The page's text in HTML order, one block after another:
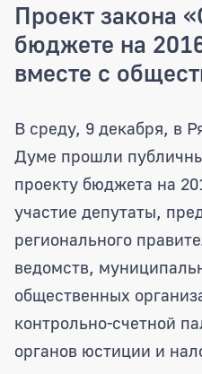
Проект закона
бюджете на
вместе с
Проект закона
В среду, 9 декабря, в
Думе прошли
проекту бюджета на
участие депутаты,
регионального
ведомств,
общественных
контрольно-счетной
органов юстиции и